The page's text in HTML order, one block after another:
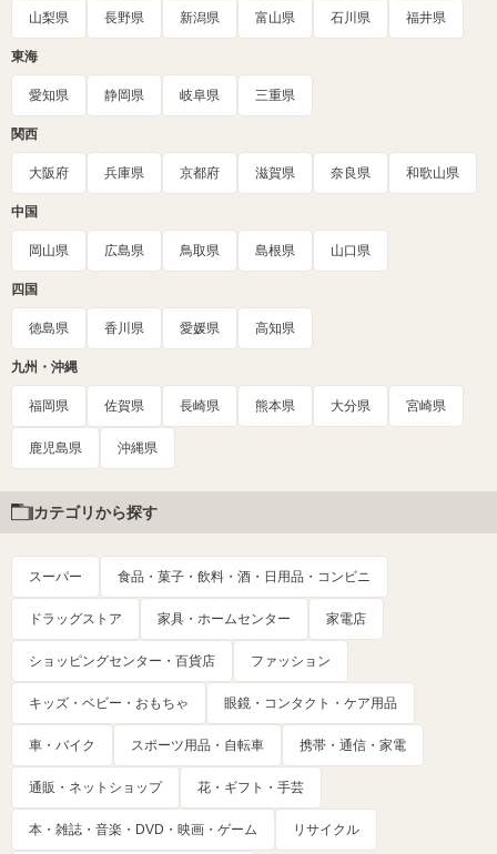
山梨県 長野県 新潟県 富山県 石川県 福井県
東海
愛知県 静岡県 岐阜県 三重県
関西
大阪府 兵庫県 京都府 滋賀県 奈良県 和歌山県
中国
岡山県 広島県 鳥取県 島根県 山口県
四国
徳島県 香川県 愛媛県 高知県
九州・沖縄
福岡県 佐賀県 長崎県 熊本県 大分県 宮崎県
鹿児島県 沖縄県
カテゴリから探す
スーパー 食品・菓子・飲料・酒・日用品・コンビニ
ドラッグストア 家具・ホームセンター 家電店
ショッピングセンター・百貨店 ファッション
キッズ・ベビー・おもちゃ 眼鏡・コンタクト・ケア用品
車・バイク スポーツ用品・自転車 携帯・通信・家電
通販・ネットショップ 花・ギフト・手芸
本・雑誌・音楽・DVD・映画・ゲーム リサイクル